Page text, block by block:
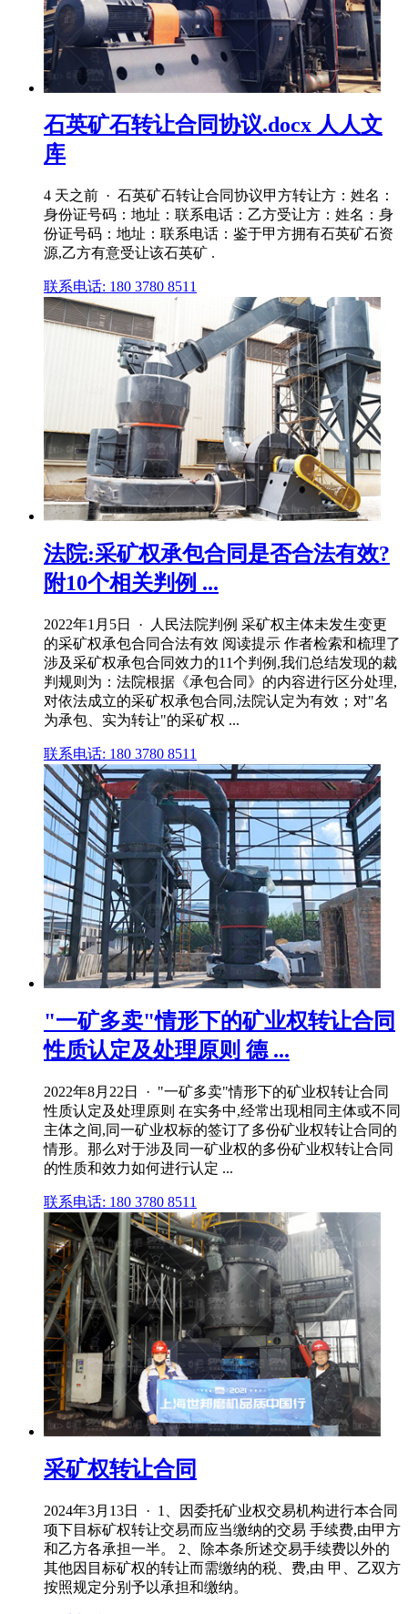
石英矿石转让合同协议.docx 人人文
库
4 天之前 · 石英矿石转让合同协议甲方转让方：姓名：
身份证号码：地址：联系电话：乙方受让方：姓名：身
份证号码：地址：联系电话：鉴于甲方拥有石英矿石资
源,乙方有意受让该石英矿 .
联系电话: 180 3780 8511
法院:采矿权承包合同是否合法有效?
附10个相关判例 ...
2022年1月5日 · 人民法院判例 采矿权主体未发生变更
的采矿权承包合同合法有效 阅读提示 作者检索和梳理了
涉及采矿权承包合同效力的11个判例,我们总结发现的裁
判规则为：法院根据《承包合同》的内容进行区分处理,
对依法成立的采矿权承包合同,法院认定为有效；对"名
为承包、实为转让"的采矿权 ...
联系电话: 180 3780 8511
"一矿多卖"情形下的矿业权转让合同
性质认定及处理原则 德 ...
2022年8月22日 · "一矿多卖"情形下的矿业权转让合同
性质认定及处理原则 在实务中,经常出现相同主体或不同
主体之间,同一矿业权标的签订了多份矿业权转让合同的
情形。那么对于涉及同一矿业权的多份矿业权转让合同
的性质和效力如何进行认定 ...
联系电话: 180 3780 8511
采矿权转让合同
2024年3月13日 · 1、因委托矿业权交易机构进行本合同
项下目标矿权转让交易而应当缴纳的交易 手续费,由甲方
和乙方各承担一半。 2、除本条所述交易手续费以外的
其他因目标矿权的转让而需缴纳的税、费,由 甲、乙双方
按照规定分别予以承担和缴纳。